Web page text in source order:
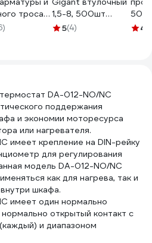
троса
190 мм
1,5-8, 500шт
GTML-019
5(4) 4.4
DA-012-NO/NC
поддержания
и экономии моторесурса
или нагревателя.
имеет крепление на DIN-рейку
для регулирования
модель DA-012-NO/NC
как для нагрева, так и
шкафа.
имеет один нормально
открытый контакт с
и диапазоном